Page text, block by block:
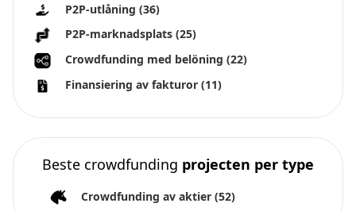
P2P-utlåning (36)
P2P-marknadsplats (25)
Crowdfunding med belöning (22)
Finansiering av fakturor (11)
Beste crowdfunding projecten per type
Crowdfunding av aktier (52)